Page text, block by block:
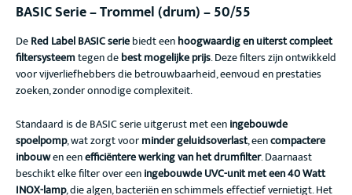
BASIC Serie – Trommel (drum) – 50/55
DeRed Label BASIC seriebiedt eenhoogwaardig en uiterst compleet
filtersysteemtegen debest mogelijke prijs. Deze filters zijn ontwikkeld
voor vijverliefhebbers die betrouwbaarheid, eenvoud en prestaties
zoeken, zonder onnodige complexiteit.
Standaard is de BASIC serie uitgerust met eeningebouwde
spoelpomp, wat zorgt voorminder geluidsoverlast, eencompactere
inbouwen eenefficiëntere werking van het drumfilter. Daarnaast
beschikt elke filter over eeningebouwde UVC-unit met een 40 Watt
INOX-lamp, die algen, bacteriën en schimmels effectief vernietigt. Het